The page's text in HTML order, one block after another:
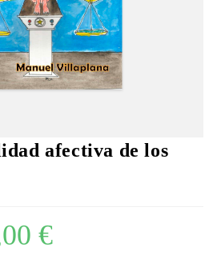
afectiva de los
€